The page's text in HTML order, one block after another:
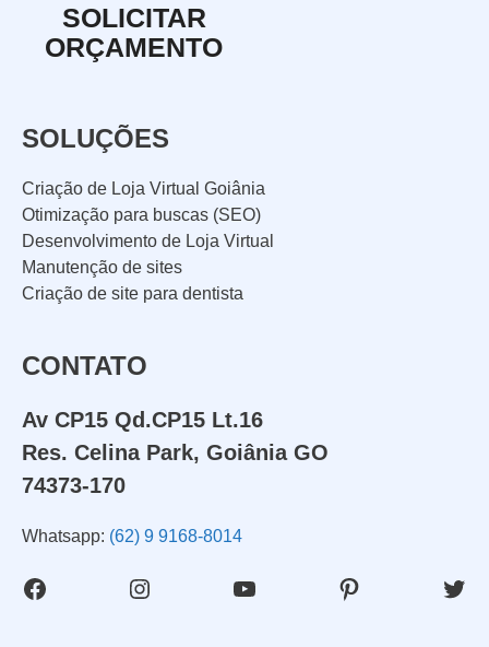
SOLICITAR
ORÇAMENTO
SOLUÇÕES
Criação de Loja Virtual Goiânia
Otimização para buscas (SEO)
Desenvolvimento de Loja Virtual
Manutenção de sites
Criação de site para dentista
CONTATO
Av CP15 Qd.CP15 Lt.16
Res. Celina Park, Goiânia GO
74373-170
Whatsapp: (62) 9 9168-8014
FacebookInstagramYoutube Pinterest